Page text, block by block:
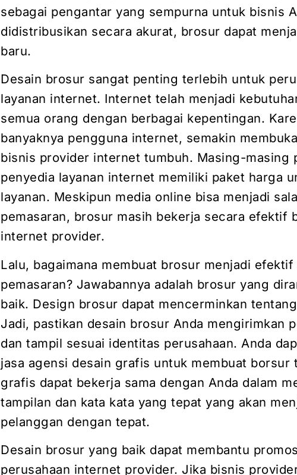
sebagai pengantar yang sempurna untuk bisnis
didistribusikan secara akurat, brosur dapat
baru.
Desain brosur sangat penting terlebih untuk
layanan internet. Internet telah menjadi
semua orang dengan berbagai kepentingan.
banyaknya pengguna internet, semakin
bisnis provider internet tumbuh. Masing-masing
penyedia layanan internet memiliki paket harga
layanan. Meskipun media online bisa menjadi
pemasaran, brosur masih bekerja secara efektif
internet provider.
Lalu, bagaimana membuat brosur menjadi
pemasaran? Jawabannya adalah brosur yang
baik. Design brosur dapat mencerminkan
Jadi, pastikan desain brosur Anda mengirimkan
dan tampil sesuai identitas perusahaan. Anda
jasa agensi desain grafis untuk membuat borsur
grafis dapat bekerja sama dengan Anda dalam
tampilan dan kata kata yang tepat yang akan
pelanggan dengan tepat.
Desain brosur yang baik dapat membantu
perusahaan internet provider. Jika bisnis